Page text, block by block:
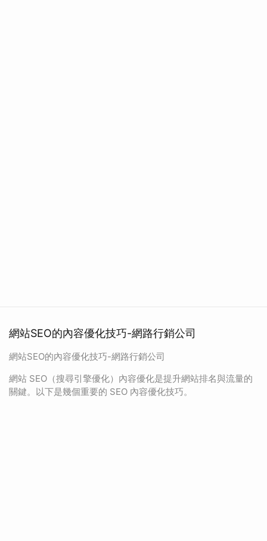
網站SEO的內容優化技巧-網路行銷公司
網站SEO的內容優化技巧-網路行銷公司
網站 SEO（搜尋引擎優化）內容優化是提升網站排名與流量的
關鍵。以下是幾個重要的 SEO 內容優化技巧。